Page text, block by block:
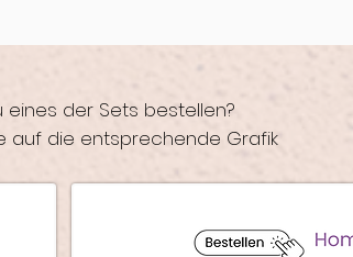
der Sets bestellen?
auf die entsprechende Grafik